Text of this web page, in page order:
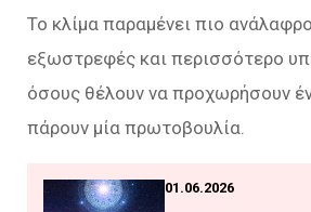
Το κλίμα παραμένει πιο
εξωστρεφές και περισσότερο
όσους θέλουν να προχωρήσουν
πάρουν μία πρωτοβουλία.
01.06.2026